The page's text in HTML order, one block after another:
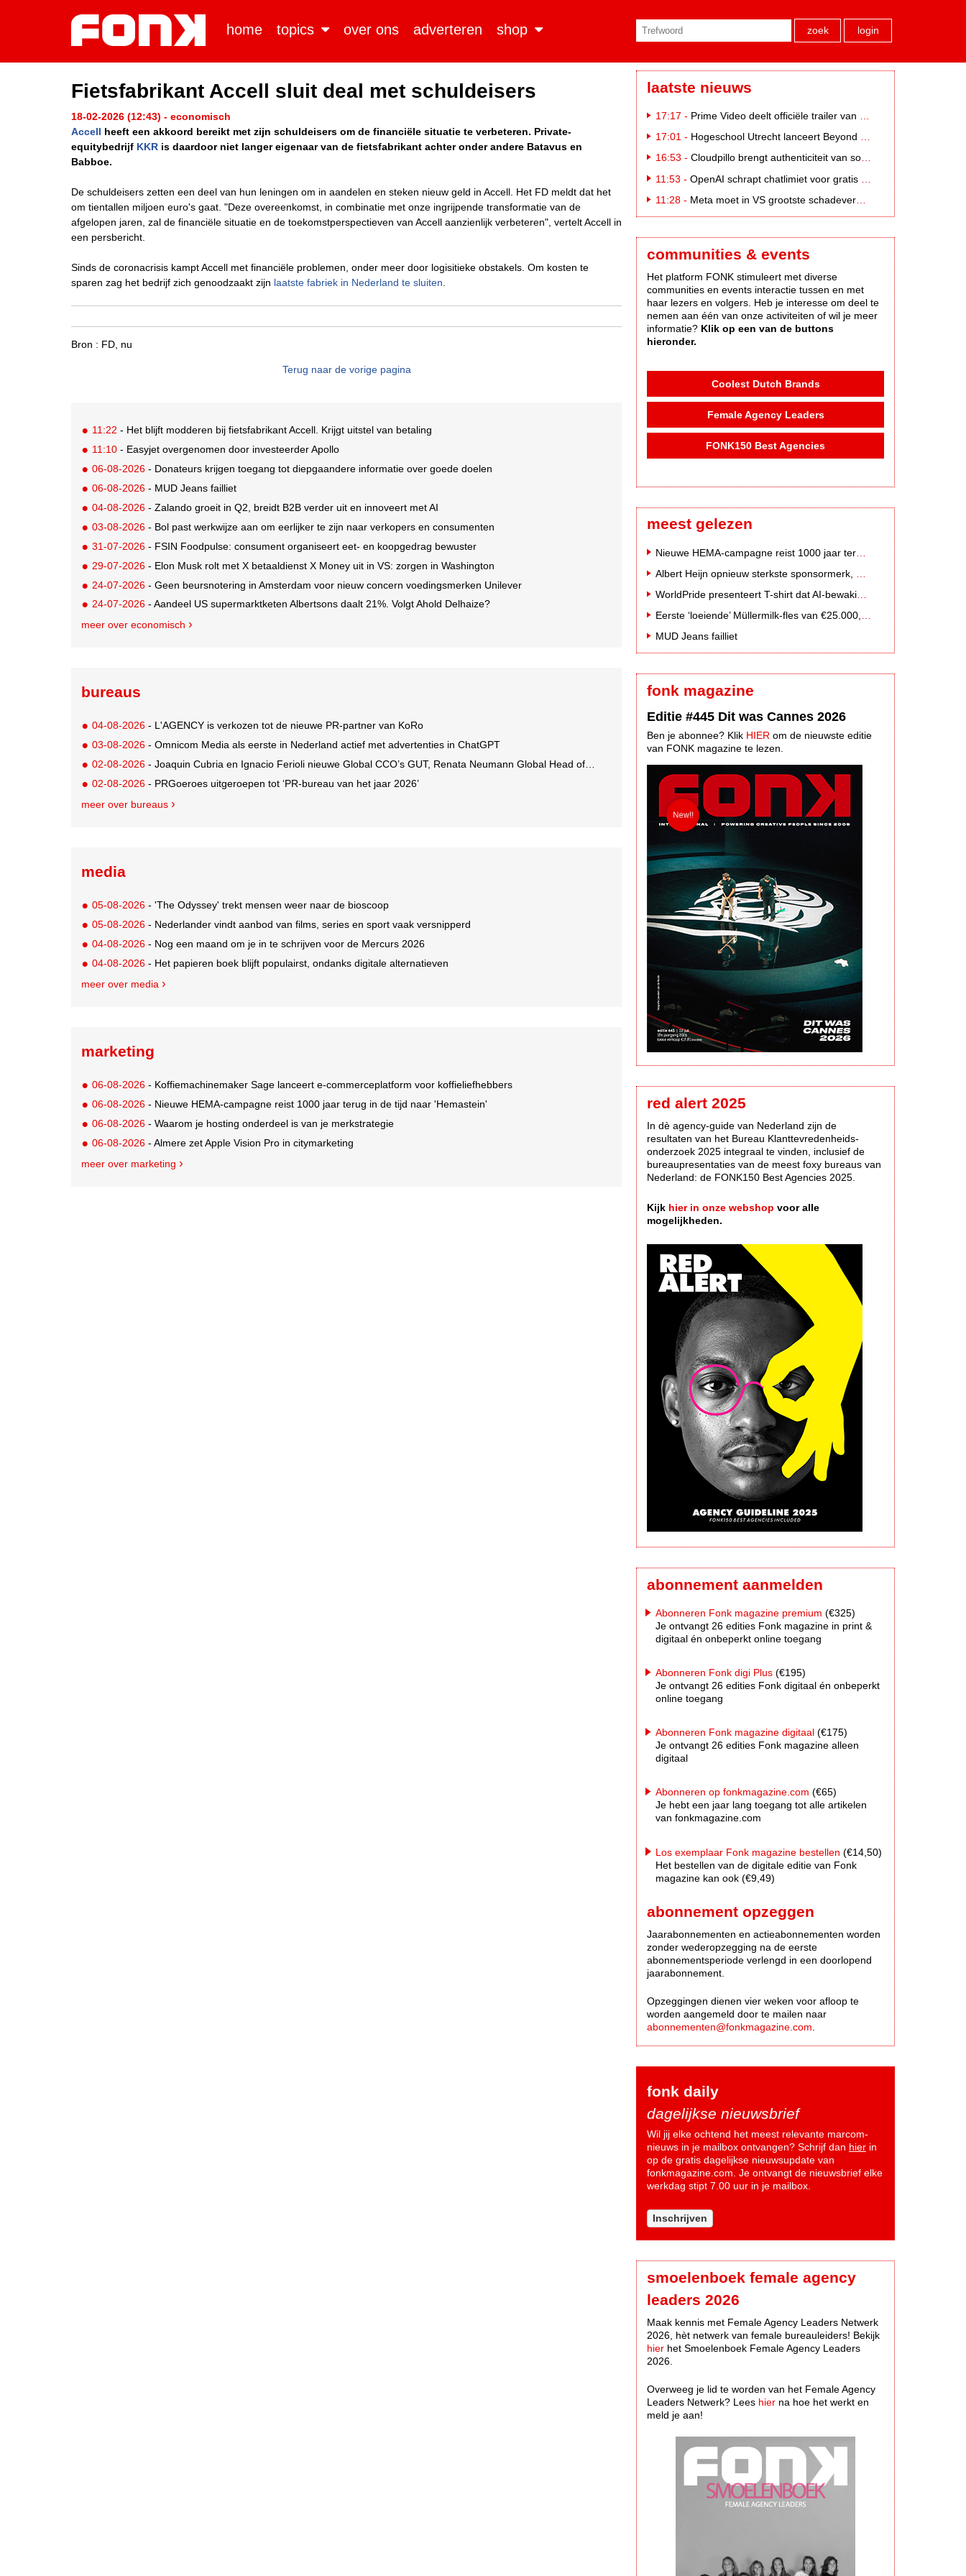
home topics over ons adverteren shop zoek login
Fietsfabrikant Accell sluit deal met schuldeisers
18-02-2026 (12:43) - economisch
Accell heeft een akkoord bereikt met zijn schuldeisers om de financiële situatie te verbeteren. Private-
equitybedrijf KKR is daardoor niet langer eigenaar van de fietsfabrikant achter onder andere Batavus en
Babboe.
De schuldeisers zetten een deel van hun leningen om in aandelen en steken nieuw geld in Accell. Het FD meldt dat het
om tientallen miljoen euro's gaat. "Deze overeenkomst, in combinatie met onze ingrijpende transformatie van de
afgelopen jaren, zal de financiële situatie en de toekomstperspectieven van Accell aanzienlijk verbeteren", vertelt Accell in
een persbericht.
Sinds de coronacrisis kampt Accell met financiële problemen, onder meer door logisitieke obstakels. Om kosten te
sparen zag het bedrijf zich genoodzaakt zijn laatste fabriek in Nederland te sluiten
Bron : FD, nu
Terug naar de vorige pagina
11:22 - Het blijft modderen bij fietsfabrikant Accell. Krijgt uitstel van betaling
11:10 - Easyjet overgenomen door investeerder Apollo
06-08-2026 - Donateurs krijgen toegang tot diepgaandere informatie over goede doelen
06-08-2026 - MUD Jeans failliet
04-08-2026 - Zalando groeit in Q2, breidt B2B verder uit en innoveert met AI
03-08-2026 - Bol past werkwijze aan om eerlijker te zijn naar verkopers en consumenten
31-07-2026 - FSIN Foodpulse: consument organiseert eet- en koopgedrag bewuster
29-07-2026 - Elon Musk rolt met X betaaldienst X Money uit in VS: zorgen in Washington
24-07-2026 - Geen beursnotering in Amsterdam voor nieuw concern voedingsmerken Unilever
24-07-2026 - Aandeel US supermarktketen Albertsons daalt 21%. Volgt Ahold Delhaize?
meer over economisch
bureaus
04-08-2026 - L'AGENCY is verkozen tot de nieuwe PR-partner van KoRo
03-08-2026 - Omnicom Media als eerste in Nederland actief met advertenties in ChatGPT
02-08-2026 - Joaquin Cubria en Ignacio Ferioli nieuwe Global CCO’s GUT, Renata Neumann Global Head of Production
02-08-2026 - PRGoeroes uitgeroepen tot ‘PR-bureau van het jaar 2026’
meer over bureaus
media
05-08-2026 - 'The Odyssey' trekt mensen weer naar de bioscoop
05-08-2026 - Nederlander vindt aanbod van films, series en sport vaak versnipperd
04-08-2026 - Nog een maand om je in te schrijven voor de Mercurs 2026
04-08-2026 - Het papieren boek blijft populairst, ondanks digitale alternatieven
meer over media
marketing
06-08-2026 - Koffiemachinemaker Sage lanceert e-commerceplatform voor koffieliefhebbers
06-08-2026 - Nieuwe HEMA-campagne reist 1000 jaar terug in de tijd naar 'Hemastein'
06-08-2026 - Waarom je hosting onderdeel is van je merkstrategie
06-08-2026 - Almere zet Apple Vision Pro in citymarketing
meer over marketing
laatste nieuws
17:17 - Prime Video deelt officiële trailer van L*VE KLEINE
17:01 - Hogeschool Utrecht lanceert Beyond Campus binnen International Creative Business
16:53 - Cloudpillo brengt authenticiteit van social naar tv
11:53 - OpenAI schrapt chatlimiet voor gratis ChatGPT-gebruikers
11:28 - Meta moet in VS grootste schadevergoeding ooit betalen: 567 miljoen dollar
communities & events
Het platform FONK stimuleert met diverse
communities en events interactie tussen en met
haar lezers en volgers. Heb je interesse om deel te
nemen aan één van onze activiteiten of wil je meer
informatie? Klik op een van de buttons
hieronder.
Coolest Dutch Brands
Female Agency Leaders
FONK150 Best Agencies
meest gelezen
MUD Jeans failliet
fonk magazine
Editie #445 Dit was Cannes 2026
Ben je abonnee? Klik HIER om de nieuwste editie
van FONK magazine te lezen.
red alert 2025
In dè agency-guide van Nederland zijn de
resultaten van het Bureau Klanttevredenheids-
onderzoek 2025 integraal te vinden, inclusief de
bureaupresentaties van de meest foxy bureaus van
Nederland: de FONK150 Best Agencies 2025.
Kijk hier in onze webshop voor alle
mogelijkheden.
abonnement aanmelden
Abonneren Fonk magazine premium (€325)
Je ontvangt 26 edities Fonk magazine in print &
digitaal én onbeperkt online toegang
Abonneren Fonk digi Plus (€195)
Je ontvangt 26 edities Fonk digitaal én onbeperkt
online toegang
Abonneren Fonk magazine digitaal (€175)
Je ontvangt 26 edities Fonk magazine alleen
digitaal
Abonneren op fonkmagazine.com (€65)
Je hebt een jaar lang toegang tot alle artikelen
van fonkmagazine.com
Los exemplaar Fonk magazine bestellen (€14,50)
Het bestellen van de digitale editie van Fonk
magazine kan ook (€9,49)
abonnement opzeggen
Jaarabonnementen en actieabonnementen worden
zonder wederopzegging na de eerste
abonnementsperiode verlengd in een doorlopend
jaarabonnement.
Opzeggingen dienen vier weken voor afloop te
worden aangemeld door te mailen naar
abonnementen@fonkmagazine.com
fonk daily
dagelijkse nieuwsbrief
Wil jij elke ochtend het meest relevante marcom-
nieuws in je mailbox ontvangen? Schrijf dan hier in
op de gratis dagelijkse nieuwsupdate van
fonkmagazine.com. Je ontvangt de nieuwsbrief elke
werkdag stipt 7.00 uur in je mailbox.
Inschrijven
smoelenboek female agency
leaders 2026
Maak kennis met Female Agency Leaders Netwerk
2026, hèt netwerk van female bureauleiders! Bekijk
hier het Smoelenboek Female Agency Leaders
2026.
Overweeg je lid te worden van het Female Agency
Leaders Netwerk? Lees hier na hoe het werkt en
meld je aan!